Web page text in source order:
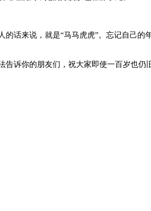
话来说，就是“马马虎虎”。忘记自己的
诉你的朋友们，祝大家即使一百岁也仍